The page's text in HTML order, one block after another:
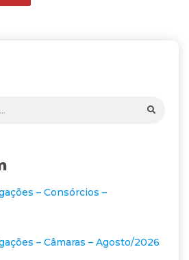
– Consórcios –
– Câmaras – Agosto/2026